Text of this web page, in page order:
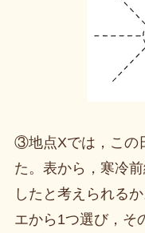
③地点Xでは，この
た。表から，寒冷
したと考えられる
エから1つ選び，そ